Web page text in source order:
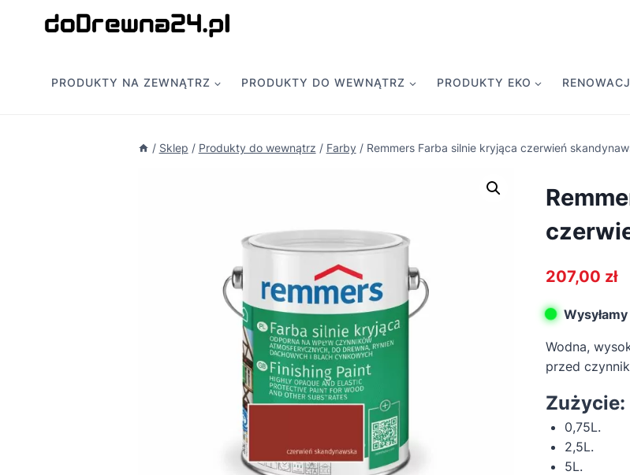
PRODUKTY NA ZEWNĄTRZ PRODUKTY DO WEWNĄTRZ PRODUKTY EKO
/ Sklep / Produkty do wewnątrz / Farby / Remmers Farba silnie kryjąca czerwień
207,00 zł
Wodna,
przed
Zużycie:
0,75L.
2,5L.
5L.